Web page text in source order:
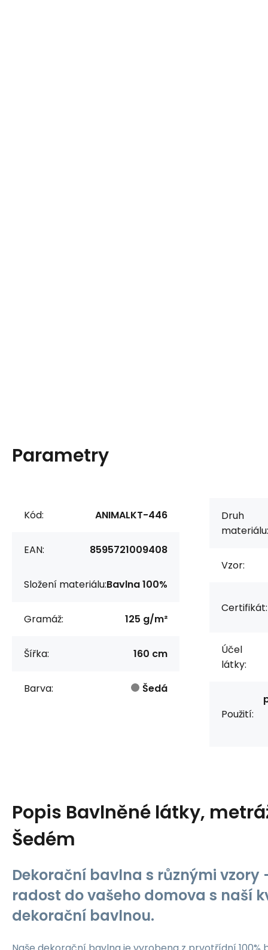
Parametry
Kód: ANIMALKT-446
EAN: 8595721009408
Složení materiálu:Bavlna 100%
Gramáž: 125 g/m²
Šířka: 160 cm
Barva: Šedá
Druh
materiálu:
Vzor:
Certifikát:
Účel
látky:
Použití:
Popis Bavlněné látky,
Šedém
Dekorační bavlna s různými vzory
radost do vašeho domova s naší
dekorační bavlnou.